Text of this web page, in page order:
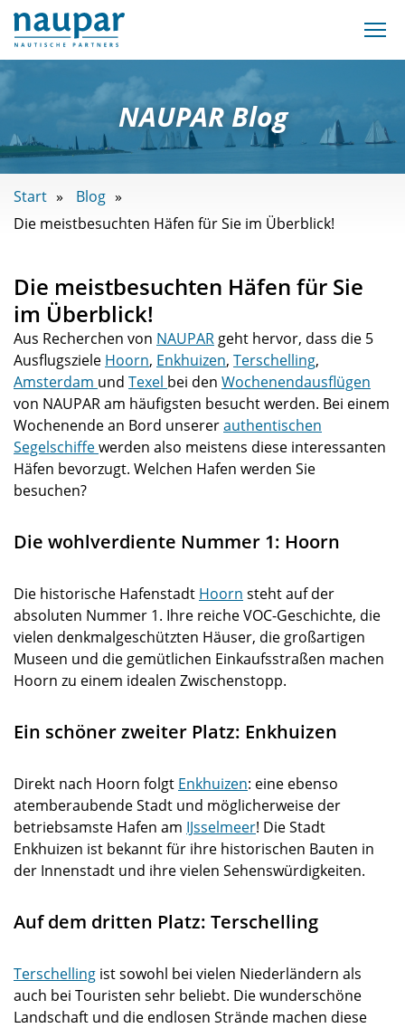
NAUPAR Blog
Start
Blog
Die meistbesuchten Häfen für Sie im Überblick!
Die meistbesuchten Häfen für Sie
im Überblick!
Aus Recherchen von NAUPAR geht hervor, dass die 5
Ausflugsziele Hoorn, Enkhuizen, Terschelling,
Amsterdam und Texel bei den Wochenendausflügen
von NAUPAR am häufigsten besucht werden. Bei einem
Wochenende an Bord unsererauthentischen
Segelschiffewerden also meistens diese interessanten
Häfen bevorzugt. Welchen Hafen werden Sie
besuchen?
Die wohlverdiente Nummer 1: Hoorn
Die historische Hafenstadt Hoorn steht auf der
absoluten Nummer 1. Ihre reiche VOC-Geschichte, die
vielen denkmalgeschützten Häuser, die großartigen
Museen und die gemütlichen Einkaufsstraßen machen
Hoorn zu einem idealen Zwischenstopp.
Ein schöner zweiter Platz: Enkhuizen
Direkt nach Hoorn folgt Enkhuizen: eine ebenso
atemberaubende Stadt und möglicherweise der
betriebsamste Hafen am IJsselmeer! Die Stadt
Enkhuizen ist bekannt für ihre historischen Bauten in
der Innenstadt und ihre vielen Sehenswürdigkeiten.
Auf dem dritten Platz: Terschelling
Terschelling ist sowohl bei vielen Niederländern als
auch bei Touristen sehr beliebt. Die wunderschöne
Landschaft und die endlosen Strände machen diese